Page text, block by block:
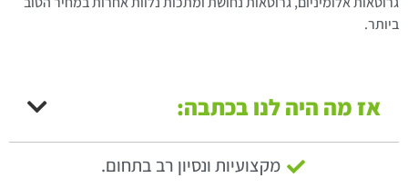
ביותר.
אז מה היה לנו בכתבה:
מקצועיות ונסיון רב בתחום.